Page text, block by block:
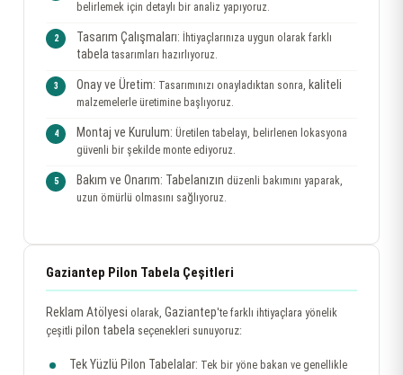
belirlemek için detaylı bir analiz yapıyoruz.
Tasarım Çalışmaları: İhtiyaçlarınıza uygun olarak farklı
tabela tasarımları hazırlıyoruz.
Onay ve Üretim: Tasarımınızı onayladıktan sonra, kaliteli
malzemelerle üretimine başlıyoruz.
Montaj ve Kurulum: Üretilen tabelayı, belirlenen lokasyona
güvenli bir şekilde monte ediyoruz.
Bakım ve Onarım: Tabelanızın düzenli bakımını yaparak,
uzun ömürlü olmasını sağlıyoruz.
Gaziantep Pilon Tabela Çeşitleri
Reklam Atölyesi olarak, Gaziantep'te farklı ihtiyaçlara yönelik
çeşitli pilon tabela seçenekleri sunuyoruz:
Tek Yüzlü Pilon Tabelalar: Tek bir yöne bakan ve genellikle